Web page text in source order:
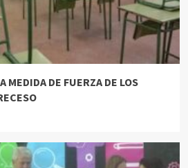
MEDIDA DE FUERZA DE LOS